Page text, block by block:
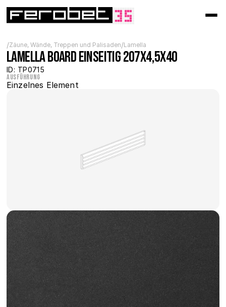
/Zäune, Wände, Treppen und Palisaden/Lamella
Lamella Board einseitig 207x4,5x40
ID: TP0715
Ausführung
Einzelnes Element